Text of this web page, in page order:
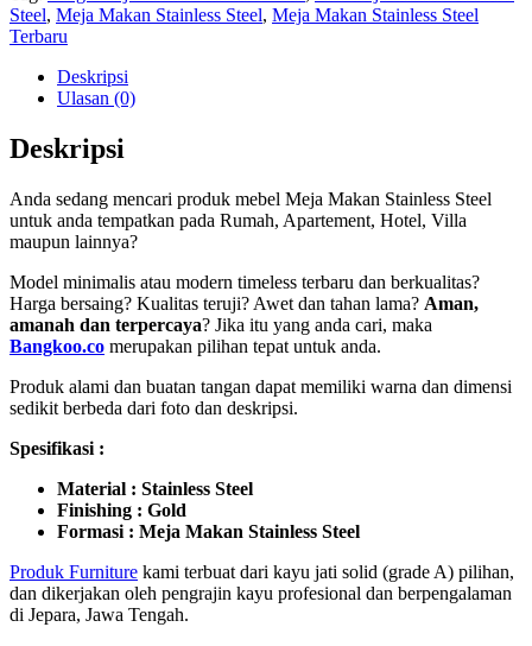
Steel, Meja Makan Stainless Steel, Meja Makan Stainless Steel
Terbaru
Deskripsi
Ulasan (0)
Deskripsi
Anda sedang mencari produk mebel Meja Makan Stainless Steel
untuk anda tempatkan pada Rumah, Apartement, Hotel, Villa
maupun lainnya?
Model minimalis atau modern timeless terbaru dan berkualitas?
Harga bersaing? Kualitas teruji? Awet dan tahan lama? Aman,
amanah dan terpercaya? Jika itu yang anda cari, maka
Bangkoo.co merupakan pilihan tepat untuk anda.
Produk alami dan buatan tangan dapat memiliki warna dan dimensi
sedikit berbeda dari foto dan deskripsi.
Spesifikasi :
Material : Stainless Steel
Finishing : Gold
Formasi : Meja Makan Stainless Steel
Produk Furniture kami terbuat dari kayu jati solid (grade A) pilihan,
dan dikerjakan oleh pengrajin kayu profesional dan berpengalaman
di Jepara, Jawa Tengah.